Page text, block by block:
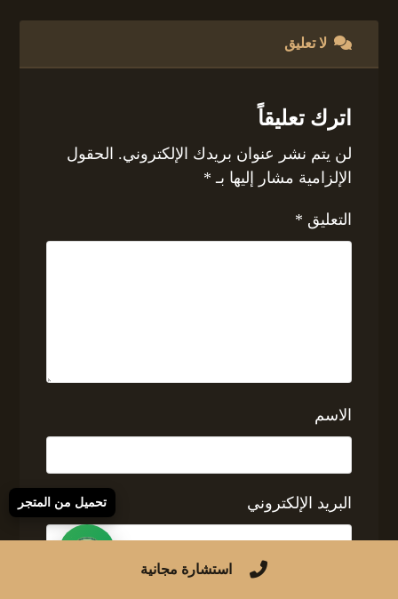
لا تعليق
اترك تعليقاً
لن يتم نشر عنوان بريدك الإلكتروني. الحقول
الإلزامية مشار إليها بـ *
التعليق *
الاسم
البريد الإلكتروني
استشارة مجانية
تحميل من المتجر